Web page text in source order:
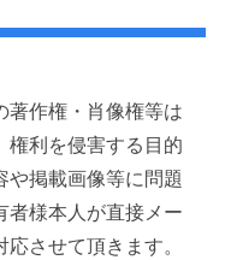
著作権・肖像権等は
権利を侵害する目的
や掲載画像等に問題
者様本人が直接メー
させて頂きます。